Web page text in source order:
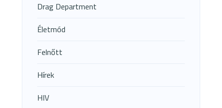
Drag Department
Életmód
Felnőtt
Hírek
HIV